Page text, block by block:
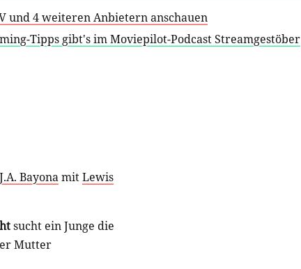
und 4 weiteren Anbietern anschauen
Tipps gibt's im Moviepilot-Podcast Streamgestöber
J.A. BayonamitLewis
sucht ein Junge die
Mutter